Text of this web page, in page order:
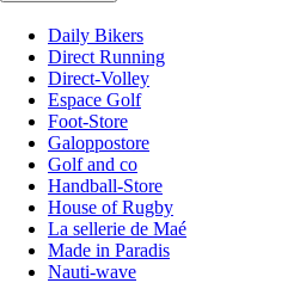
Daily Bikers
Direct Running
Direct-Volley
Espace Golf
Foot-Store
Galoppostore
Golf and co
Handball-Store
House of Rugby
La sellerie de Maé
Made in Paradis
Nauti-wave